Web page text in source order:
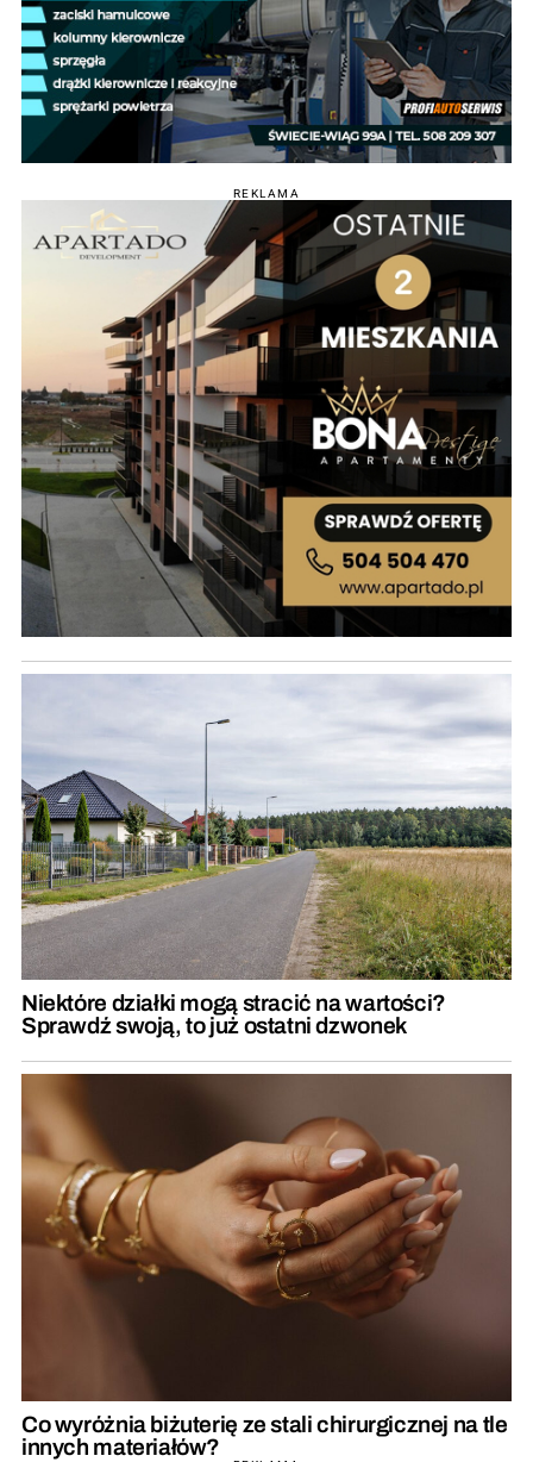
REKLAMA
Niektóre działki mogą stracić na wartości?
Sprawdź swoją, to już ostatni dzwonek
Co wyróżnia biżuterię ze stali chirurgicznej na tle
innych materiałów?